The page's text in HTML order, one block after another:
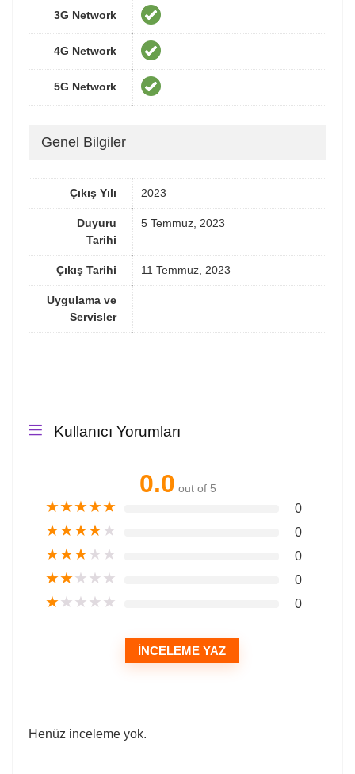
3G Network
4G Network
5G Network
Genel Bilgiler
Çıkış Yılı 2023
Duyuru
Tarihi
5 Temmuz, 2023
Çıkış Tarihi 11 Temmuz, 2023
Uygulama ve
Servisler
Kullanıcı Yorumları
0.0 out of 5
★★★★★ 0
★★★★★ 0
★★★★★ 0
★★★★★ 0
★★★★★ 0
İNCELEME YAZ
Henüz inceleme yok.